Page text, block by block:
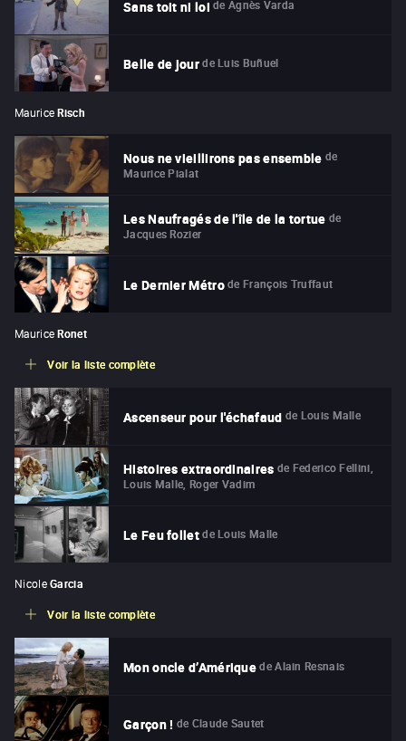
Sans toit ni loi de Agnès Varda
Belle de jour de Luis Buñuel
Maurice Risch
Nous ne vieillirons pas ensemble de
Maurice Pialat
Les Naufragés de l'île de la tortue de
Jacques Rozier
Le Dernier Métro de François Truffaut
Maurice Ronet
Voir la liste complète
Ascenseur pour l'échafaud de Louis Malle
Histoires extraordinaires de Federico Fellini,
Louis Malle, Roger Vadim
Le Feu follet de Louis Malle
Nicole Garcia
Voir la liste complète
Mon oncle d’Amérique de Alain Resnais
Garçon ! de Claude Sautet